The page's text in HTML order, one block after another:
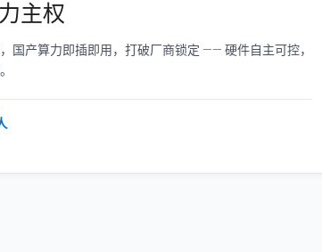
主权
国产算力即插即用，打破厂商锁定 —— 硬件自主可控，